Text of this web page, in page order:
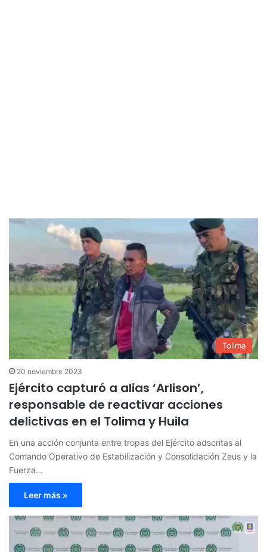
Tolima
20 noviembre 2023
Ejército capturó a alias ‘Arlison’,
responsable de reactivar acciones
delictivas en el Tolima y Huila
En una acción conjunta entre tropas del Ejército adscritas al
Comando Operativo de Estabilización y Consolidación Zeus y la
Fuerza…
Leer más »